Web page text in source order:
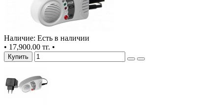
Наличие: Есть в наличии
• 17,900.00 тг. •
Купить